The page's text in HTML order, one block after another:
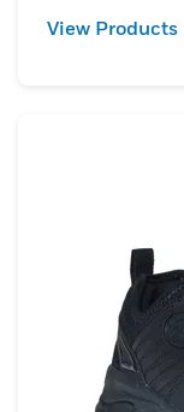
View Products